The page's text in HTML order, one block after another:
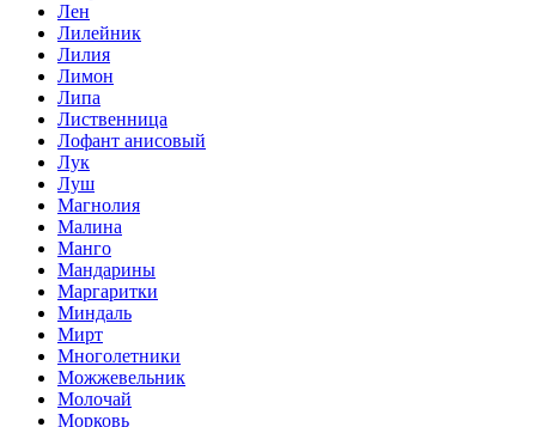
Лен
Лилейник
Лилия
Лимон
Липа
Лиственница
Лофант анисовый
Лук
Луш
Магнолия
Малина
Манго
Мандарины
Маргаритки
Миндаль
Мирт
Многолетники
Можжевельник
Молочай
Морковь